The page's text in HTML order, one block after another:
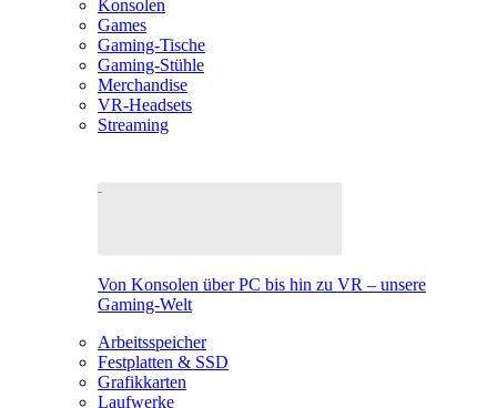
Konsolen
Games
Gaming-Tische
Gaming-Stühle
Merchandise
VR-Headsets
Streaming
Von Konsolen über PC bis hin zu VR – unsere
Gaming-Welt
Arbeitsspeicher
Festplatten & SSD
Grafikkarten
Laufwerke